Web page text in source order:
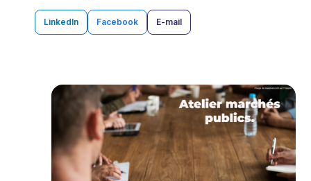
LinkedIn Facebook E-mail